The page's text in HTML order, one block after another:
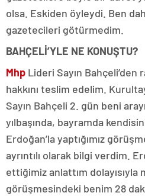
olsa. Eskiden öyleydi. Ben
gazetecileri götürmedim.
BAHÇELİ’YLE NE KONUŞTU?
Mhp Lideri Sayın Bahçeli’den
hakkını teslim edelim.
Sayın Bahçeli 2. gün beni
yılbaşında, bayramda
Erdoğan’la yaptığımız
ayrıntılı olarak bilgi verdim.
ettiğimiz anlattım dolayısıyla
görüşmesindeki benim 28